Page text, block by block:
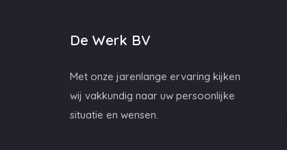
De Werk BV
Met onze jarenlange ervaring kijken
wij vakkundig naar uw persoonlijke
situatie en wensen.